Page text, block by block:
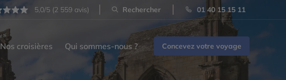
5,0/5 (2 559 avis) Rechercher 01 40 15 15 11
Nos croisières Qui sommes-nous ? Concevez votre voyage